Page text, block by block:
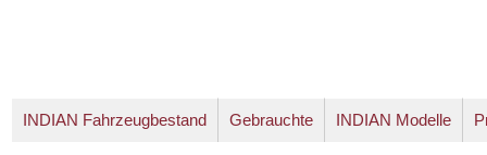
INDIAN Fahrzeugbestand Gebrauchte INDIAN Modelle